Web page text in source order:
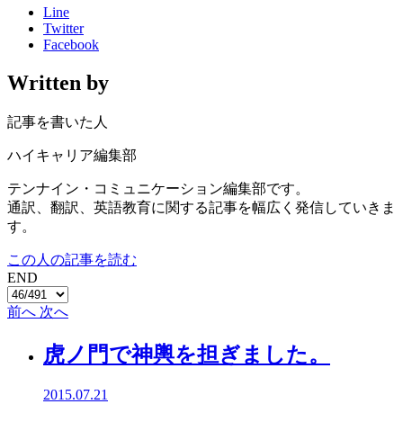
Line
Twitter
Facebook
Written by
記事を書いた人
ハイキャリア編集部
テンナイン・コミュニケーション編集部です。
通訳、翻訳、英語教育に関する記事を幅広く発信していきま
す。
この人の記事を読む
END
前へ 次へ
虎ノ門で神輿を担ぎました。
2015.07.21